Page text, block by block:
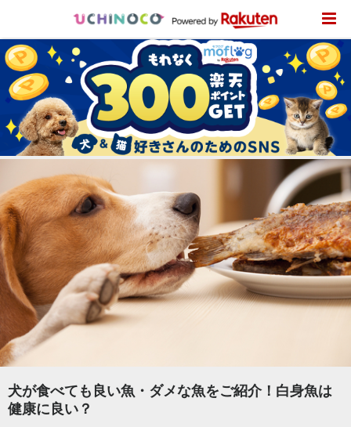
犬が食べても良い魚・ダメな魚をご紹介！白身魚は
健康に良い？